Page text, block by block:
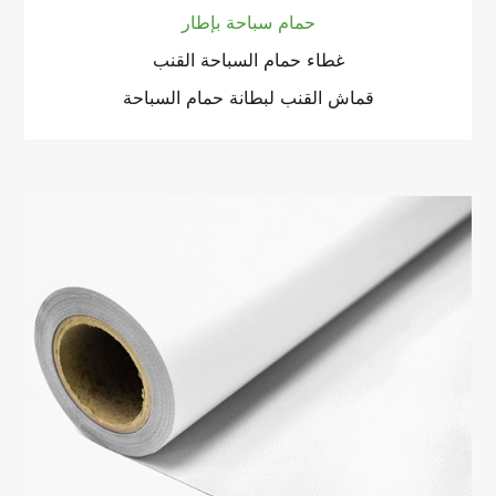
حمام سباحة بإطار
غطاء حمام السباحة القنب
قماش القنب لبطانة حمام السباحة